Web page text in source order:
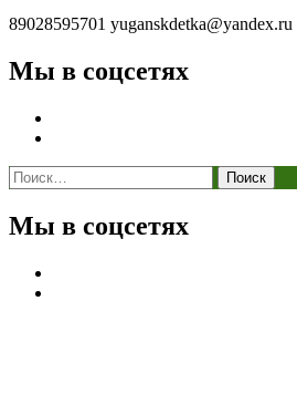
89028595701 yuganskdetka@yandex.ru
Мы в соцсетях
Найти:
Мы в соцсетях